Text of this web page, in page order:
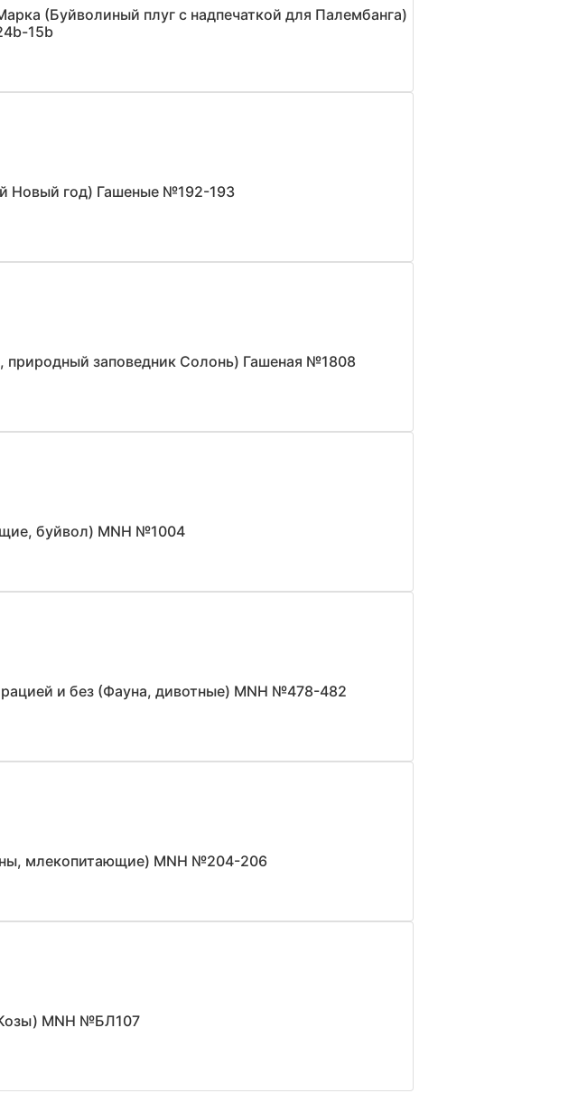
(Буйволиный плуг с надпечаткой для Палембанга)
15b
Новый год) Гашеные №192-193
природный заповедник Солонь) Гашеная №1808
буйвол) MNH №1004
и без (Фауна, дивотные) MNH №478-482
млекопитающие) MNH №204-206
MNH №БЛ107